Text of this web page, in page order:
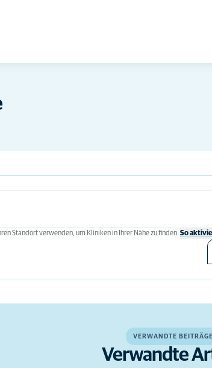
Standort verwenden, um Kliniken in Ihrer Nähe zu finden. So
VERWANDTE BEITRÄGE
Verwandte